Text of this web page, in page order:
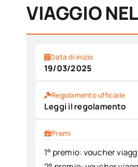
VIAGGIO
Data di inizio
19/03/2025
Regolamento ufficiale
Leggi il regolamento
Premi
1° premio: voucher